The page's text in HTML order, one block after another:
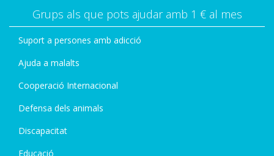
Grups als que pots ajudar amb 1 € al mes
Suport a persones amb adicció
Ajuda a malalts
Cooperació Internacional
Defensa dels animals
Discapacitat
Educació